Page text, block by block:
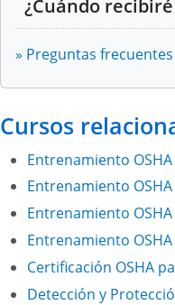
Entretenimiento
Programas de
reproducciones
Eventos
Superficies para
Rutas de salida,
Equipo de
Comunicación de
Manejo de
Protección de
Patógenos
Módulo 8:
Módulo 9:
Módulo 10:
Módulo 11:
Módulo 12:
¿Cuándo
» Preguntas
Cursos
Entrenamiento
Entrenamiento
Entrenamiento
Entrenamiento
Certificación OSHA
Detección y